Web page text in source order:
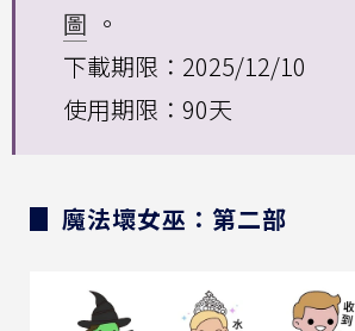
圖 。
下載期限：2025/12/10
使用期限：90天
▊ 魔法壞女巫：第二部